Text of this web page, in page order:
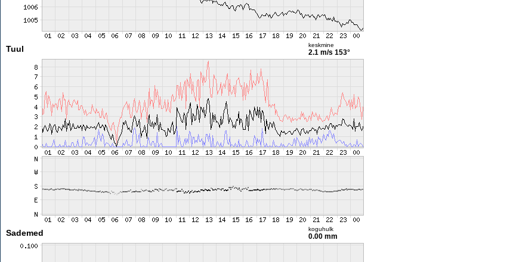
Tuul keskmine
2.1 m/s 153°
Sademed koguhulk
0.00 mm